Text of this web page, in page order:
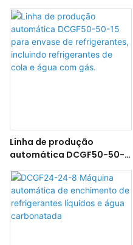
Linha de produção
automática DCGF50-50-
15 para envase de
refrigerantes, incluindo
refrigerantes de cola e
água com gás.